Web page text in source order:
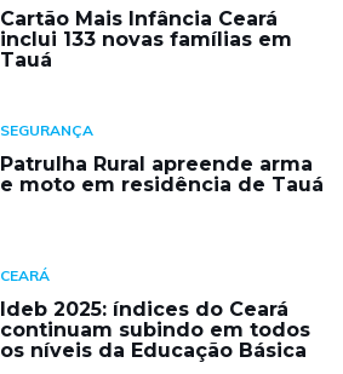
Cartão Mais Infância Ceará
inclui 133 novas famílias em
Tauá
SEGURANÇA
Patrulha Rural apreende arma
e moto em residência de Tauá
CEARÁ
Ideb 2025: índices do Ceará
continuam subindo em todos
os níveis da Educação Básica